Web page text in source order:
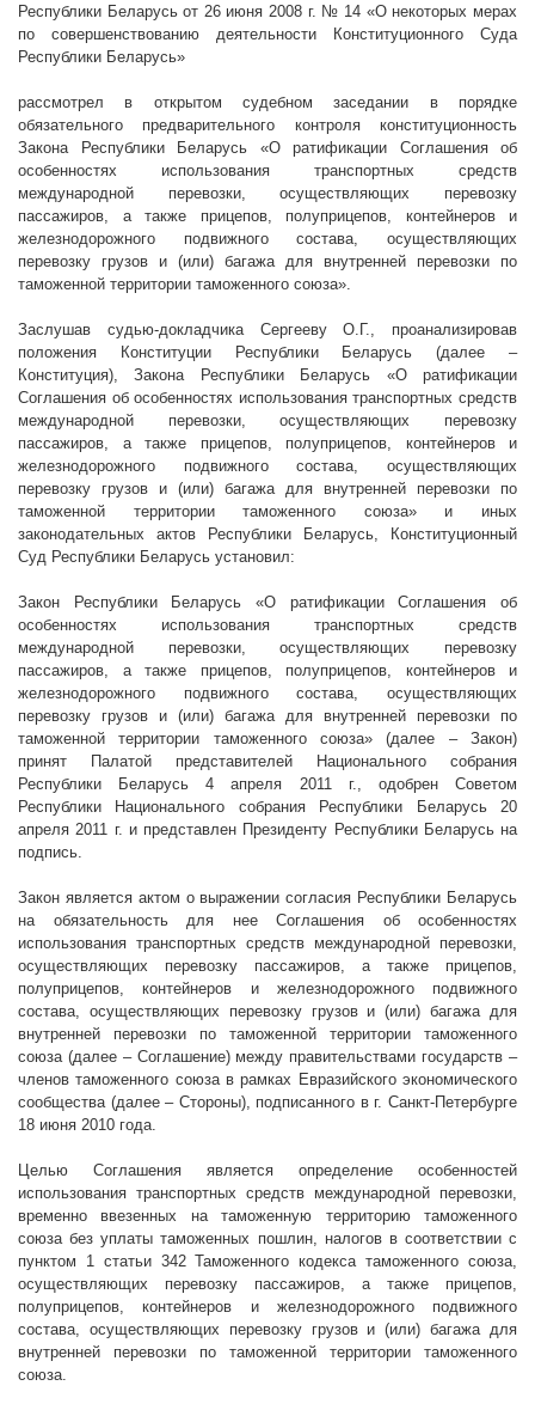
Республики Беларусь от 26 июня 2008 г. № 14 «О некоторых мерах
по совершенствованию деятельности Конституционного Суда
Республики Беларусь»
рассмотрел в открытом судебном заседании в порядке
обязательного предварительного контроля конституционность
Закона Республики Беларусь «О ратификации Соглашения об
особенностях использования транспортных средств
международной перевозки, осуществляющих перевозку
пассажиров, а также прицепов, полуприцепов, контейнеров и
железнодорожного подвижного состава, осуществляющих
перевозку грузов и (или) багажа для внутренней перевозки по
таможенной территории таможенного союза».
Заслушав судью-докладчика Сергееву О.Г., проанализировав
положения Конституции Республики Беларусь (далее –
Конституция), Закона Республики Беларусь «О ратификации
Соглашения об особенностях использования транспортных средств
международной перевозки, осуществляющих перевозку
пассажиров, а также прицепов, полуприцепов, контейнеров и
железнодорожного подвижного состава, осуществляющих
перевозку грузов и (или) багажа для внутренней перевозки по
таможенной территории таможенного союза» и иных
законодательных актов Республики Беларусь, Конституционный
Суд Республики Беларусь установил:
Закон Республики Беларусь «О ратификации Соглашения об
особенностях использования транспортных средств
международной перевозки, осуществляющих перевозку
пассажиров, а также прицепов, полуприцепов, контейнеров и
железнодорожного подвижного состава, осуществляющих
перевозку грузов и (или) багажа для внутренней перевозки по
таможенной территории таможенного союза» (далее – Закон)
принят Палатой представителей Национального собрания
Республики Беларусь 4 апреля 2011 г., одобрен Советом
Республики Национального собрания Республики Беларусь 20
апреля2011 г. и представлен Президенту Республики Беларусь на
подпись.
Закон является актом о выражении согласия Республики Беларусь
на обязательность для нее Соглашения об особенностях
использования транспортных средств международной перевозки,
осуществляющих перевозку пассажиров, а также прицепов,
полуприцепов, контейнеров и железнодорожного подвижного
состава, осуществляющих перевозку грузов и (или) багажа для
внутренней перевозки по таможенной территории таможенного
союза (далее – Соглашение) между правительствами государств –
членов таможенного союза в рамках Евразийского экономического
сообщества (далее – Стороны), подписанного в г. Санкт-Петербурге
18 июня 2010 года.
Целью Соглашения является определение особенностей
использования транспортных средств международной перевозки,
временно ввезенных на таможенную территорию таможенного
союза без уплаты таможенных пошлин, налогов в соответствии с
пунктом 1 статьи 342 Таможенного кодекса таможенного союза,
осуществляющих перевозку пассажиров, а также прицепов,
полуприцепов, контейнеров и железнодорожного подвижного
состава, осуществляющих перевозку грузов и (или) багажа для
внутренней перевозки по таможенной территории таможенного
союза.